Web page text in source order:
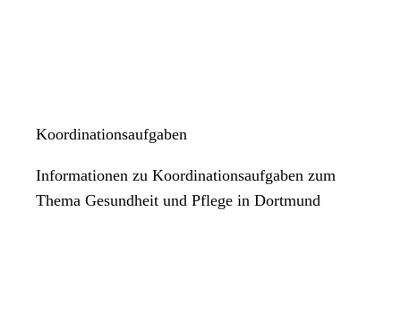
Koordinationsaufgaben
Informationen zu Koordinationsaufgaben zum
Thema Gesundheit und Pflege in Dortmund